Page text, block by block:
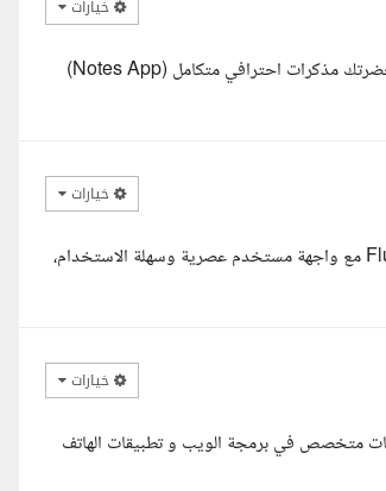
خيارات
السلام عليكم بشكهندس احمد معك مهندسة بلقيس مهندسة تطبيقات موبايل اقدر انفذ تطبيق حضرتك مذكرات احترافي متكامل (Notes App)
خيارات
السلام عليكم، يمكن تنفيذ تطبيق مذكرات احترافي يعمل على Android وiOS باستخدام Flutter مع واجهة مستخدم عصرية وسهلة الاستخدام،
خيارات
متخصص في برمجة الويب و تطبيقات الهاتف